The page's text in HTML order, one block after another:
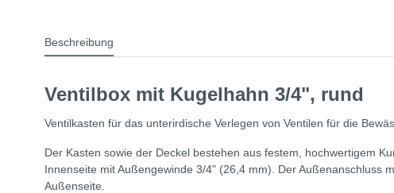
Beschreibung
Ventilbox mit Kugelhahn 3/4", rund
Ventilkasten für das unterirdische Verlegen von Ventilen für die
Der Kasten sowie der Deckel bestehen aus festem, hochwertigem
Innenseite mit Außengewinde 3/4" (26,4 mm). Der Außenanschluss
Außenseite.